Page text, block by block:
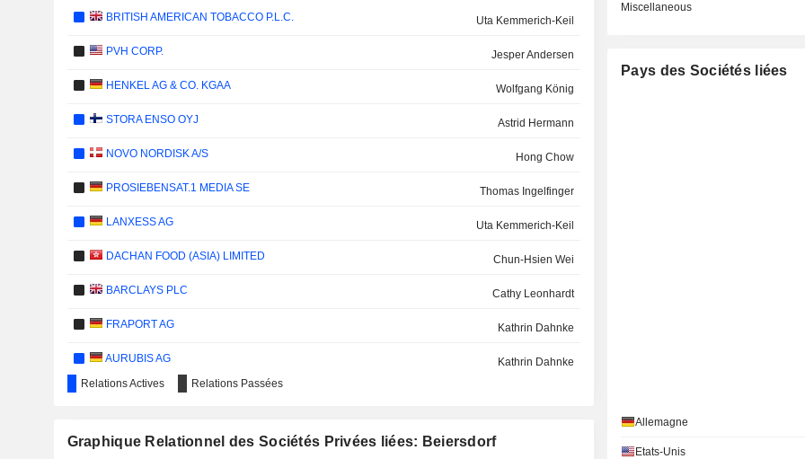
BRITISH AMERICAN TOBACCO P.L.C. Uta Kemmerich-Keil
PVH CORP. Jesper Andersen
HENKEL AG & CO. KGAA Wolfgang König
STORA ENSO OYJ Astrid Hermann
NOVO NORDISK A/S Hong Chow
PROSIEBENSAT.1 MEDIA SE Thomas Ingelfinger
LANXESS AG Uta Kemmerich-Keil
DACHAN FOOD (ASIA) LIMITED Chun-Hsien Wei
BARCLAYS PLC Cathy Leonhardt
FRAPORT AG Kathrin Dahnke
AURUBIS AG Kathrin Dahnke
Relations Actives Relations Passées
Graphique Relationnel des Sociétés Privées liées: Beiersdorf
Miscellaneous
Pays des Sociétés liées
Allemagne
Etats-Unis